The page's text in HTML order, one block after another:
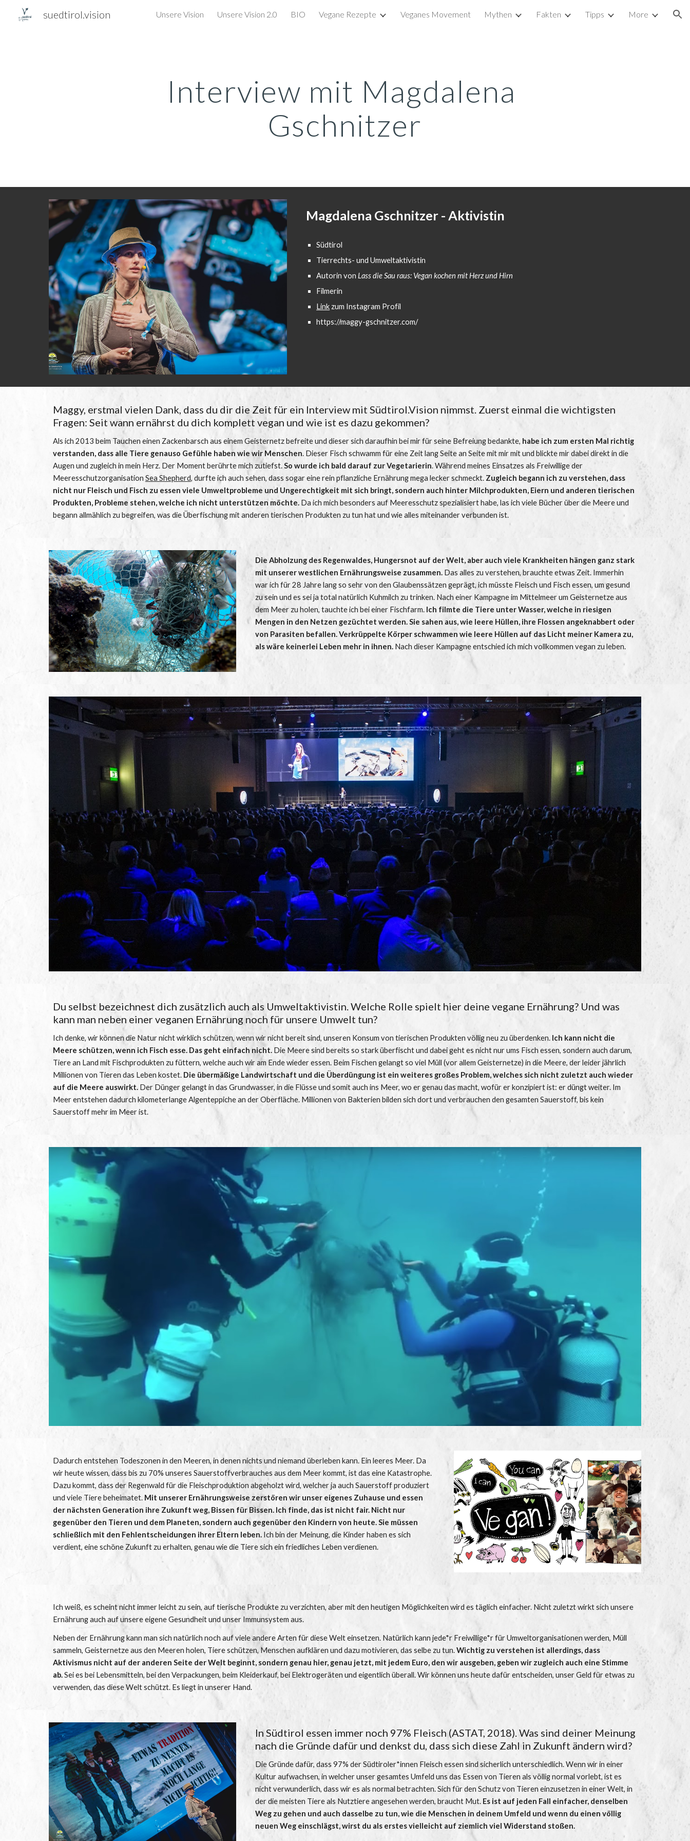
Skip to main content Skip to navigation
suedtirol.vision Unsere Vision Unsere Vision 2.0 BIO Vegane Rezepte Veganes Movement Mythen Fakten Tipps More
Interview mit Magdalena
Gschnitzer
Magdalena Gschnitzer - Aktivistin
Südtirol
Tierrechts- und Umweltaktivistin
Autorin von Lass die Sau raus: Vegan kochen mit Herz und Hirn
Filmerin
Link zum Instagram Profil
https://maggy-gschnitzer.com/
Maggy, erstmal vielen Dank, dass du dir die Zeit für ein Interview mit Südtirol.Vision nimmst. Zuerst einmal die wichtigsten
Fragen: Seit wann ernährst du dich komplett vegan und wie ist es dazu gekommen?
Als ich 2013 beim Tauchen einen Zackenbarsch aus einem Geisternetz befreite und dieser sich daraufhin bei mir für seine Befreiung bedankte, habe ich zum ersten Mal richtig
verstanden, dass alle Tiere genauso Gefühle haben wie wir Menschen. Dieser Fisch schwamm für eine Zeit lang Seite an Seite mit mir mit und blickte mir dabei direkt in die
Augen und zugleich in mein Herz. Der Moment berührte mich zutiefst. So wurde ich bald darauf zur Vegetarierin. Während meines Einsatzes als Freiwillige der
Meeresschutzorganisation Sea Shepherd, durfte ich auch sehen, dass sogar eine rein pflanzliche Ernährung mega lecker schmeckt. Zugleich begann ich zu verstehen, dass
nicht nur Fleisch und Fisch zu essen viele Umweltprobleme und Ungerechtigkeit mit sich bringt, sondern auch hinter Milchprodukten, Eiern und anderen tierischen
Produkten, Probleme stehen, welche ich nicht unterstützen möchte. Da ich mich besonders auf Meeresschutz spezialisiert habe, las ich viele Bücher über die Meere und
begann allmählich zu begreifen, was die Überfischung mit anderen tierischen Produkten zu tun hat und wie alles miteinander verbunden ist.
Die Abholzung des Regenwaldes, Hungersnot auf der Welt, aber auch viele Krankheiten hängen ganz stark
mit unserer westlichen Ernährungsweise zusammen. Das alles zu verstehen, brauchte etwas Zeit. Immerhin
war ich für 28 Jahre lang so sehr von den Glaubenssätzen geprägt, ich müsste Fleisch und Fisch essen, um gesund
zu sein und es sei ja total natürlich Kuhmilch zu trinken. Nach einer Kampagne im Mittelmeer um Geisternetze aus
dem Meer zu holen, tauchte ich bei einer Fischfarm. Ich filmte die Tiere unter Wasser, welche in riesigen
Mengen in den Netzen gezüchtet werden. Sie sahen aus, wie leere Hüllen, ihre Flossen angeknabbert oder
von Parasiten befallen. Verkrüppelte Körper schwammen wie leere Hüllen auf das Licht meiner Kamera zu,
als wäre keinerlei Leben mehr in ihnen. Nach dieser Kampagne entschied ich mich vollkommen vegan zu leben.
Du selbst bezeichnest dich zusätzlich auch als Umweltaktivistin. Welche Rolle spielt hier deine vegane Ernährung? Und was
kann man neben einer veganen Ernährung noch für unsere Umwelt tun?
Ich denke, wir können die Natur nicht wirklich schützen, wenn wir nicht bereit sind, unseren Konsum von tierischen Produkten völlig neu zu überdenken. Ich kann nicht die
Meere schützen, wenn ich Fisch esse. Das geht einfach nicht. Die Meere sind bereits so stark überfischt und dabei geht es nicht nur ums Fisch essen, sondern auch darum,
Tiere an Land mit Fischprodukten zu füttern, welche auch wir am Ende wieder essen. Beim Fischen gelangt so viel Müll (vor allem Geisternetze) in die Meere, der leider jährlich
Millionen von Tieren das Leben kostet. Die übermäßige Landwirtschaft und die Überdüngung ist ein weiteres großes Problem, welches sich nicht zuletzt auch wieder
auf die Meere auswirkt. Der Dünger gelangt in das Grundwasser, in die Flüsse und somit auch ins Meer, wo er genau das macht, wofür er konzipiert ist: er düngt weiter. Im
Meer entstehen dadurch kilometerlange Algenteppiche an der Oberfläche. Millionen von Bakterien bilden sich dort und verbrauchen den gesamten Sauerstoff, bis kein
Sauerstoff mehr im Meer ist.
Dadurch entstehen Todeszonen in den Meeren, in denen nichts und niemand überleben kann. Ein leeres Meer. Da
wir heute wissen, dass bis zu 70% unseres Sauerstoffverbrauches aus dem Meer kommt, ist das eine Katastrophe.
Dazu kommt, dass der Regenwald für die Fleischproduktion abgeholzt wird, welcher ja auch Sauerstoff produziert
und viele Tiere beheimatet. Mit unserer Ernährungsweise zerstören wir unser eigenes Zuhause und essen
der nächsten Generation ihre Zukunft weg, Bissen für Bissen. Ich finde, das ist nicht fair. Nicht nur
gegenüber den Tieren und dem Planeten, sondern auch gegenüber den Kindern von heute. Sie müssen
schließlich mit den Fehlentscheidungen ihrer Eltern leben. Ich bin der Meinung, die Kinder haben es sich
verdient, eine schöne Zukunft zu erhalten, genau wie die Tiere sich ein friedliches Leben verdienen.
Ich weiß, es scheint nicht immer leicht zu sein, auf tierische Produkte zu verzichten, aber mit den heutigen Möglichkeiten wird es täglich einfacher. Nicht zuletzt wirkt sich unsere
Ernährung auch auf unsere eigene Gesundheit und unser Immunsystem aus.
Neben der Ernährung kann man sich natürlich noch auf viele andere Arten für diese Welt einsetzen. Natürlich kann jede*r Freiwillige*r für Umweltorganisationen werden, Müll
sammeln, Geisternetze aus den Meeren holen, Tiere schützen, Menschen aufklären und dazu motivieren, das selbe zu tun. Wichtig zu verstehen ist allerdings, dass
Aktivismus nicht auf der anderen Seite der Welt beginnt, sondern genau hier, genau jetzt, mit jedem Euro, den wir ausgeben, geben wir zugleich auch eine Stimme
ab. Sei es bei Lebensmitteln, bei den Verpackungen, beim Kleiderkauf, bei Elektrogeräten und eigentlich überall. Wir können uns heute dafür entscheiden, unser Geld für etwas zu
verwenden, das diese Welt schützt. Es liegt in unserer Hand.
In Südtirol essen immer noch 97% Fleisch (ASTAT, 2018). Was sind deiner Meinung
nach die Gründe dafür und denkst du, dass sich diese Zahl in Zukunft ändern wird?
Die Gründe dafür, dass 97% der Südtiroler*innen Fleisch essen sind sicherlich unterschiedlich. Wenn wir in einer
Kultur aufwachsen, in welcher unser gesamtes Umfeld uns das Essen von Tieren als völlig normal vorlebt, ist es
nicht verwunderlich, dass wir es als normal betrachten. Sich für den Schutz von Tieren einzusetzen in einer Welt, in
der die meisten Tiere als Nutztiere angesehen werden, braucht Mut. Es ist auf jeden Fall einfacher, denselben
Weg zu gehen und auch dasselbe zu tun, wie die Menschen in deinem Umfeld und wenn du einen völlig
neuen Weg einschlägst, wirst du als erstes vielleicht auf ziemlich viel Widerstand stoßen.